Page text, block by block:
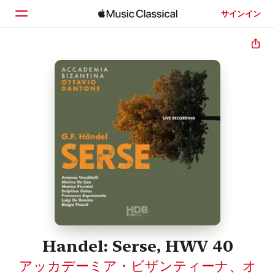
サインイン
ホーム
見つける
Handel: Serse, HWV 40
アッカデーミア・ビザンティーナ、 オ